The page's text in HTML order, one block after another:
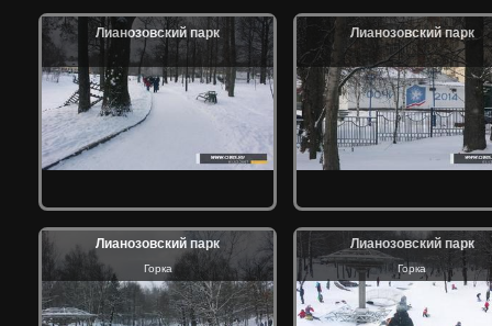
Лианозовский парк Лианозовский парк
Лианозовский парк
Горка
Лианозовский парк
Горка